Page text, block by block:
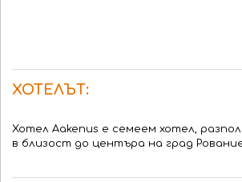
ХОТЕЛЪТ:
Хотел Aakenus е семеем хотел,
в близост до центъра на град